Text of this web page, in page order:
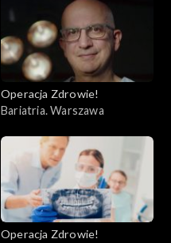
Operacja Zdrowie!
Bariatria. Warszawa
Operacja Zdrowie!